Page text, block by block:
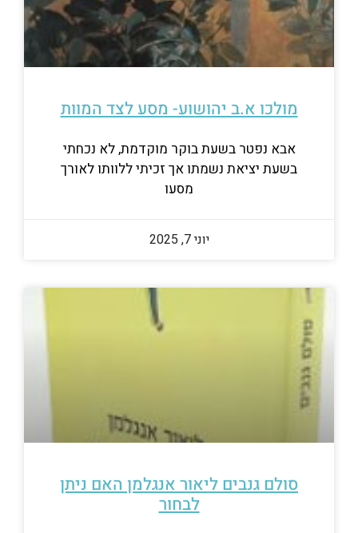
מולכו א.ב יהושוע- מסע לצד המוות
אבא נפטר בשעת בוקר מוקדמת, לא נכחתי
בשעת יציאת נשמתו אך זכיתי ללוותו לאורך
מסעו
יוני 7, 2025
סולם גנבים ליאור אנגלמן האם ניתן
לבחור